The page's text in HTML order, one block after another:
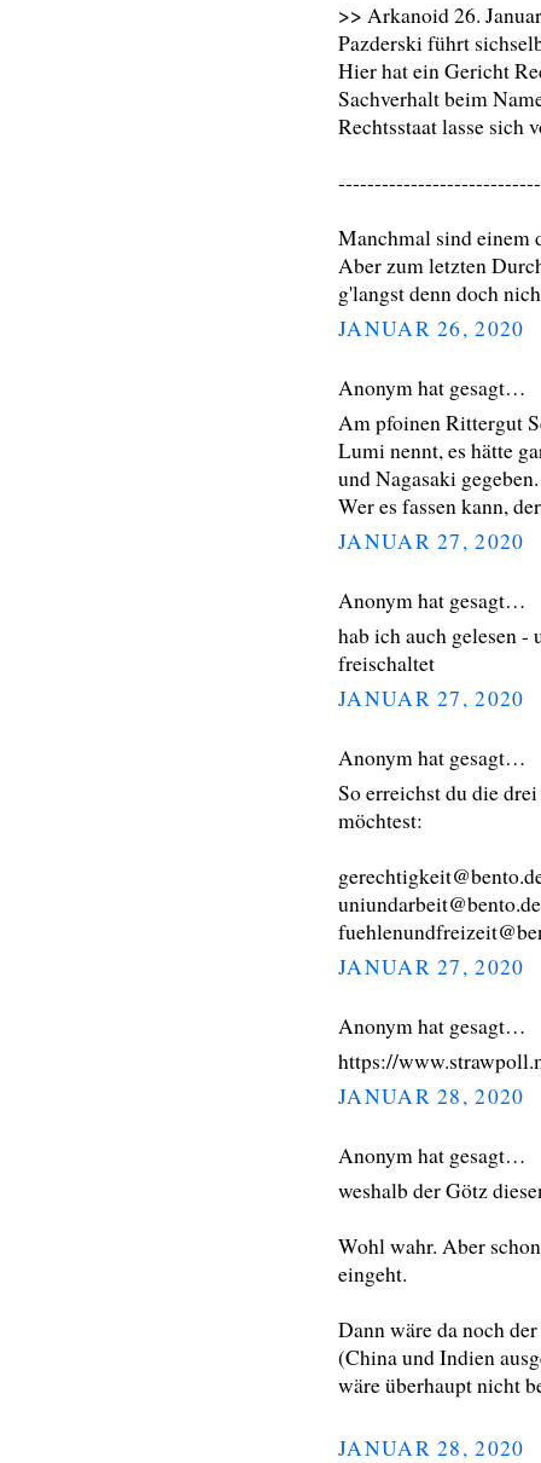
>> Arkanoid 26.
Pazderski führt
Hier hat ein Gericht
Sachverhalt beim
Rechtsstaat lasse sich
Manchmal sind einem
Aber zum letzten
g'langst denn doch
JANUAR 26, 2020
Anonym hat gesagt…
Am pfoinen Rittergut
Lumi nennt, es hätte
und Nagasaki gegeben.
Wer es fassen kann,
JANUAR 27, 2020
Anonym hat gesagt…
hab ich auch gelesen
freischaltet
JANUAR 27, 2020
Anonym hat gesagt…
So erreichst du die
möchtest:
uniundarbeit@bento.de
JANUAR 27, 2020
Anonym hat gesagt…
https://
JANUAR 28, 2020
Anonym hat gesagt…
weshalb der Götz
Wohl wahr. Aber
eingeht.
Dann wäre da noch
(China und Indien
wäre überhaupt nicht
JANUAR 28, 2020